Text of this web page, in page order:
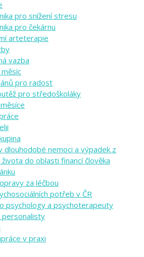
pro snížení stresu
pro čekárnu
arteterapie
vazba
pro radost
pro středoškoláky
dlouhodobé nemoci a výpadek z
do oblasti financí člověka
za léčbou
potřeb v ČR
psychology a psychoterapeuty
personalisty
v praxi